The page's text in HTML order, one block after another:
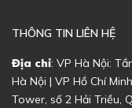
THÔNG TIN LIÊN HỆ
Địa chỉ: VP Hà Nội:
Hà Nội | VP Hồ Chí
Tower, số 2 Hải Triều,